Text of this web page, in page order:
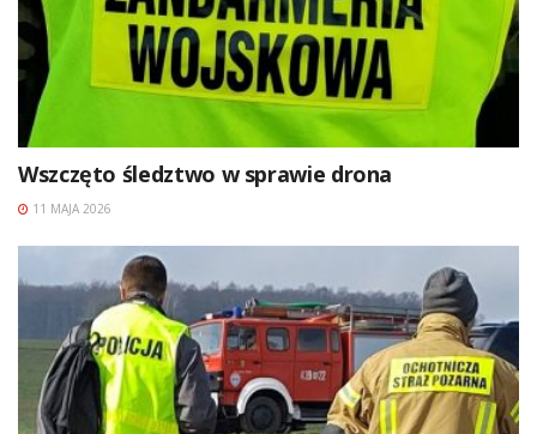
Wszczęto śledztwo w sprawie drona
11 MAJA 2026